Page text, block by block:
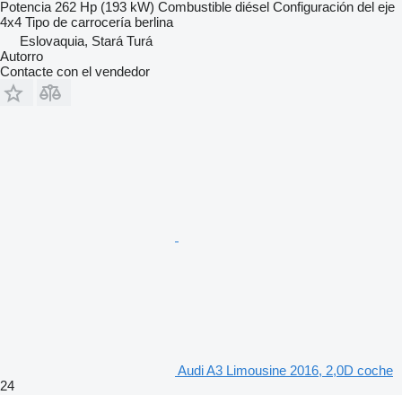
Potencia 262 Hp (193 kW) Combustible diésel Configuración del eje
4x4 Tipo de carrocería berlina
Eslovaquia, Stará Turá
Autorro
Contacte con el vendedor
Audi A3 Limousine 2016, 2,0D coche
24